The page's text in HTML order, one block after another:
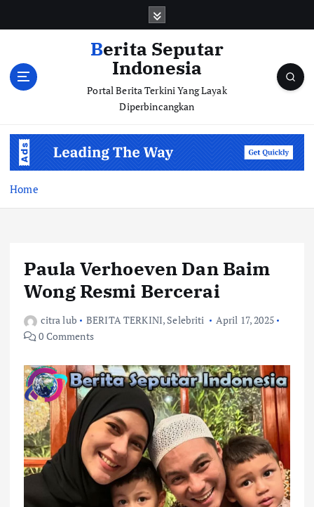
Berita Seputar
Indonesia
Portal Berita Terkini Yang Layak
Diperbincangkan
Home
Paula Verhoeven Dan Baim
Wong Resmi Bercerai
citra lub BERITA TERKINI, Selebriti
April 17, 2025
0 Comments